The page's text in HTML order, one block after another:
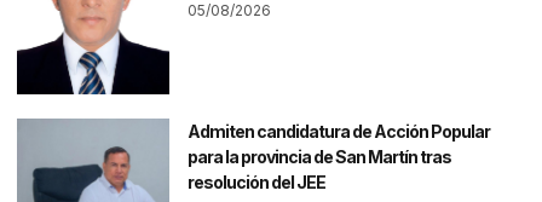
05/08/2026
Admiten candidatura de Acción Popular
para la provincia de San Martín tras
resolución del JEE